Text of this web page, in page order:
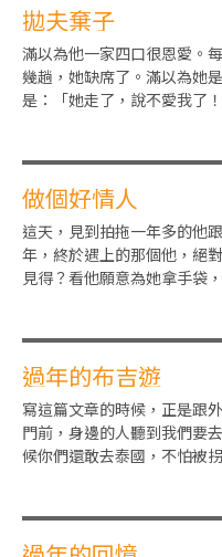
拋夫棄子
滿以為他一家四口很恩愛。
幾趟，她缺席了。滿以為她
是：「她走了，說不愛我了
做個好情人
這天，見到拍拖一年多的他
年，終於遇上的那個他，絕
見得？看他願意為她拿手袋
過年的布吉遊
寫這篇文章的時候，正是跟
門前，身邊的人聽到我們要
候你們還敢去泰國，不怕被